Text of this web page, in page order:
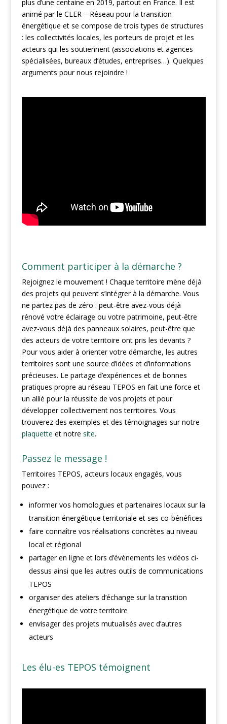
plus d’une centaine en 2019, partout en France. Il est
animé par le CLER – Réseau pour la transition
énergétique et se compose de trois types de structures
: les collectivités locales, les porteurs de projet et les
acteurs qui les soutiennent (associations et agences
spécialisées, bureaux d’études, entreprises…). Quelques
arguments pour nous rejoindre !
Comment participer à la démarche ?
Rejoignez le mouvement ! Chaque territoire mène déjà
des projets qui peuvent s’intégrer à la démarche. Vous
ne partez pas de zéro : peut-être avez-vous déjà
rénové votre éclairage ou votre patrimoine, peut-être
avez-vous déjà des panneaux solaires, peut-être que
des acteurs de votre territoire ont pris les devants ?
Pour vous aider à orienter votre démarche, les autres
territoires sont une source d’idées et d’informations
précieuses. Le partage d’expériences et de bonnes
pratiques propre au réseau TEPOS en fait une force et
un allié pour la réussite de vos projets et pour
développer collectivement nos territoires. Vous
trouverez des exemples et des témoignages sur notre
plaquette et notre site.
Passez le message !
Territoires TEPOS, acteurs locaux engagés, vous
pouvez :
informer vos homologues et partenaires locaux sur la
transition énergétique territoriale et ses co-bénéfices
faire connaître vos réalisations concrètes au niveau
local et régional
partager en ligne et lors d’évènements les vidéos ci-
dessus ainsi que les autres outils de communications
TEPOS
organiser des ateliers d’échange sur la transition
énergétique de votre territoire
envisager des projets mutualisés avec d’autres
acteurs
Les élu-es TEPOS témoignent